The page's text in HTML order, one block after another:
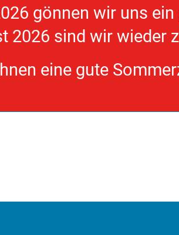
gönnen wir uns
2026 sind wir wieder
eine gute